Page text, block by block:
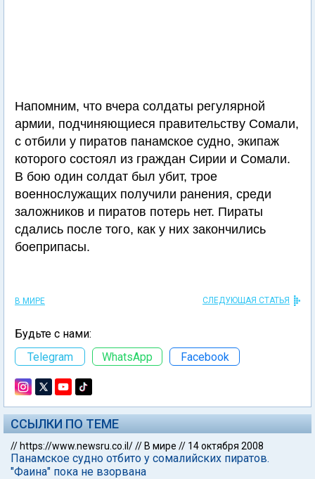
Напомним, что вчера солдаты регулярной
армии, подчиняющиеся правительству Сомали,
с отбили у пиратов панамское судно, экипаж
которого состоял из граждан Сирии и Сомали.
В бою один солдат был убит, трое
военнослужащих получили ранения, среди
заложников и пиратов потерь нет. Пираты
сдались после того, как у них закончились
боеприпасы.
В МИРЕ СЛЕДУЮЩАЯ СТАТЬЯ
Будьте с нами:
Telegram
WhatsApp Facebook
ССЫЛКИ ПО ТЕМЕ
// https://www.newsru.co.il/// В мире // 14 октября 2008
Панамское судно отбито у сомалийских пиратов.
"Фаина" пока не взорвана